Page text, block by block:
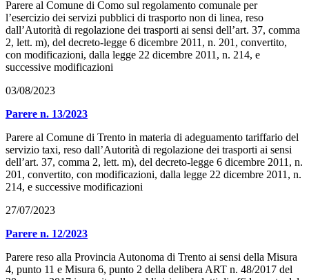
Parere al Comune di Como sul regolamento comunale per
l’esercizio dei servizi pubblici di trasporto non di linea, reso
dall’Autorità di regolazione dei trasporti ai sensi dell’art. 37, comma
2, lett. m), del decreto-legge 6 dicembre 2011, n. 201, convertito,
con modificazioni, dalla legge 22 dicembre 2011, n. 214, e
successive modificazioni
03/08/2023
Parere n. 13/2023
Parere al Comune di Trento in materia di adeguamento tariffario del
servizio taxi, reso dall’Autorità di regolazione dei trasporti ai sensi
dell’art. 37, comma 2, lett. m), del decreto-legge 6 dicembre 2011, n.
201, convertito, con modificazioni, dalla legge 22 dicembre 2011, n.
214, e successive modificazioni
27/07/2023
Parere n. 12/2023
Parere reso alla Provincia Autonoma di Trento ai sensi della Misura
4, punto 11 e Misura 6, punto 2 della delibera ART n. 48/2017 del